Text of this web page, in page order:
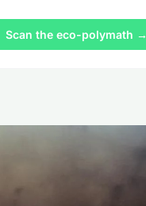
Scan the eco-polymath →